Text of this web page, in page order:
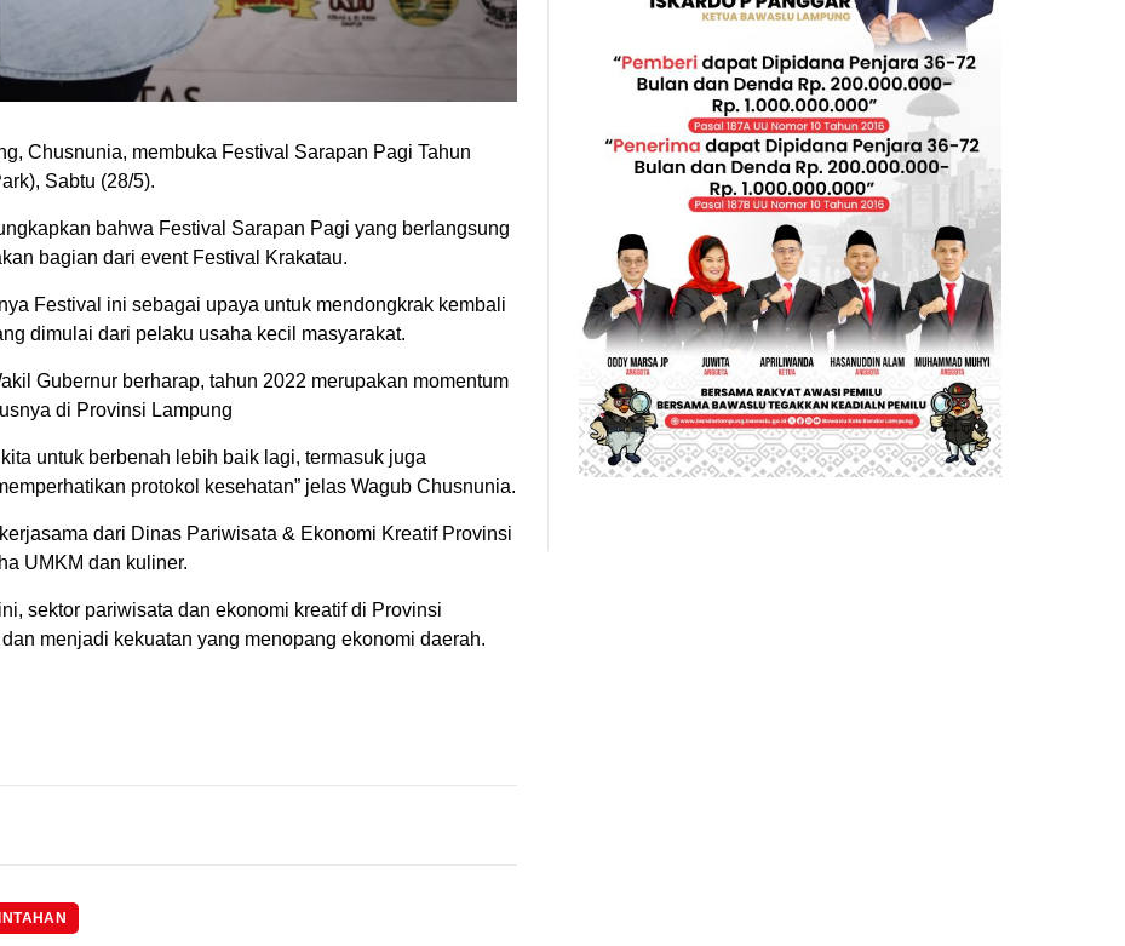
Chusnunia, membuka Festival Sarapan Pagi Tahun
Sabtu (28/5).
bahwa Festival Sarapan Pagi yang berlangsung
bagian dari event Festival Krakatau.
Festival ini sebagai upaya untuk mendongkrak kembali
dimulai dari pelaku usaha kecil masyarakat.
Gubernur berharap, tahun 2022 merupakan momentum
di Provinsi Lampung
untuk berbenah lebih baik lagi, termasuk juga
protokol kesehatan” jelas Wagub Chusnunia.
dari Dinas Pariwisata & Ekonomi Kreatif Provinsi
UMKM dan kuliner.
sektor pariwisata dan ekonomi kreatif di Provinsi
menjadi kekuatan yang menopang ekonomi daerah.